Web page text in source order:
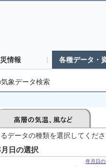
情報 各種データ・
象データ検索
データの種類を選択してくだ
日の選択
年月日